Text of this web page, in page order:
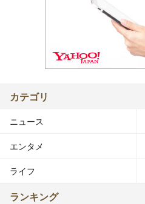
カテゴリ
ニュース
エンタメ
ライフ
ランキング